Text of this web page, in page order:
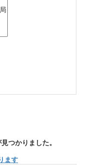
つかりました。
ます